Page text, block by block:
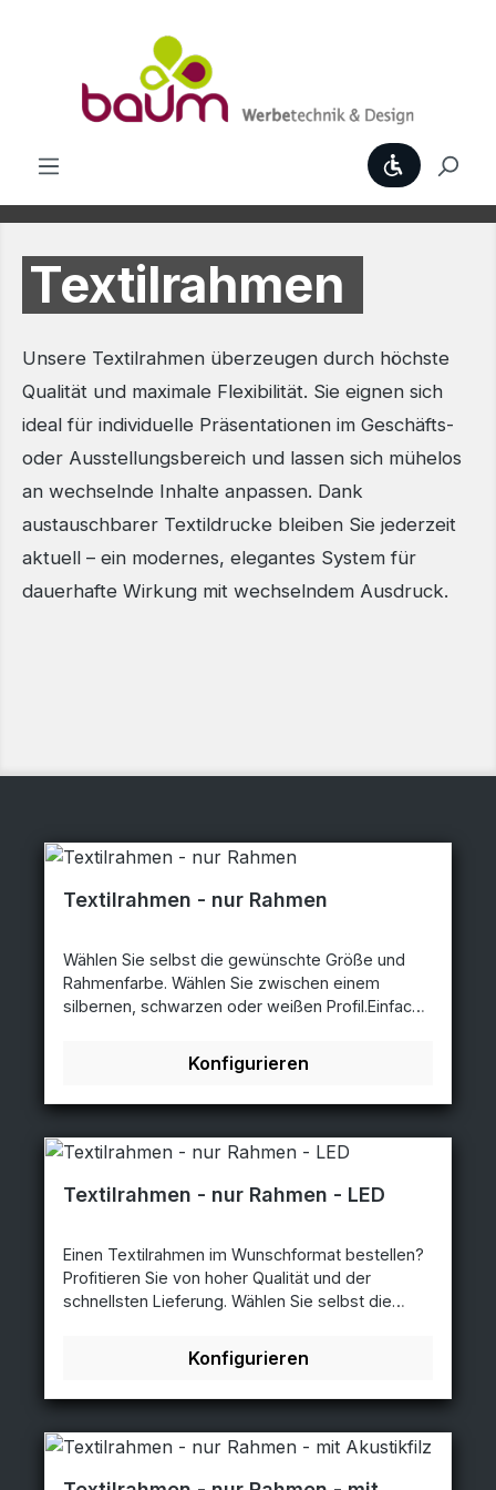
Textilrahmen
Unsere Textilrahmen überzeugen durch höchste
Qualität und maximale Flexibilität. Sie eignen sich
ideal für individuelle Präsentationen im Geschäfts-
oder Ausstellungsbereich und lassen sich mühelos
an wechselnde Inhalte anpassen. Dank
austauschbarer Textildrucke bleiben Sie jederzeit
aktuell – ein modernes, elegantes System für
dauerhafte Wirkung mit wechselndem Ausdruck.
Textilrahmen - nur Rahmen
Wählen Sie selbst die gewünschte Größe und
Rahmenfarbe. Wählen Sie zwischen einem
silbernen, schwarzen oder weißen Profil.Einfach
Saison, Werbeaktion oder Kampagne. Ein
Kedertuch hat rundherum eine flache
Silikonkeder, mit der sie das Tuch ganz einfach in
erhältlichin 19mm oder 27mm Profilstärke
alle 30cm
Konfigurieren
Textilrahmen - nur Rahmen - LED
Einen Textilrahmen im Wunschformat bestellen?
Profitieren Sie von hoher Qualität und der
schnellsten Lieferung. Wählen Sie selbst die
Sie zwischen einem silbernen, schwarzen oder
weißen Profil. Mit LED-Beleuchtung: 60mm
Aluminiumrahmen mit BeleuchtungDibond®-
mit 230V.Stecker jeweils 6cm von der Ecke
Konfigurieren